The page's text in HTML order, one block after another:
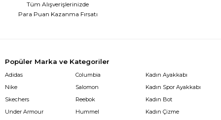
Tüm Alışverişlerinizde
Para Puan Kazanma Fırsatı
Popüler Marka ve Kategoriler
Adidas
Nike
Skechers
Under Armour
Columbia
Salomon
Reebok
Hummel
Kadın Ayakkabı
Kadın Spor Ayakkabı
Kadın Bot
Kadın Çizme